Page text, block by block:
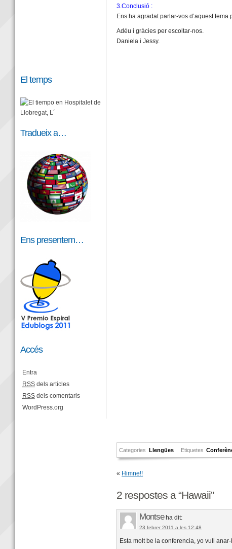
3.Conclusió :
Ens ha agradat parlar-vos d’aquest
Adéu i gràcies per escoltar-nos.
Daniela i Jessy.
Categories Llengües Etiquetes
« Himne!!
2 respostes a “Hawaii”
Montse ha dit:
23 febrer 2011 a les 12:48
Esta molt be la conferencia, yo vull
El temps
Tradueix a…
Ens presentem…
Accés
Entra
RSS dels articles
RSS dels comentaris
WordPress.org